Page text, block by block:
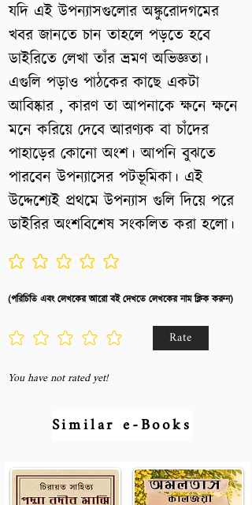
যদি এই উপন্যাসগুলোর অঙ্কুরোদগমের
খবর জানতে চান তাহলে পড়তে হবে
ডাইরিতে লেখা তাঁর ভ্রমণ অভিজ্ঞতা।
এগুলি পড়াও পাঠকের কাছে একটা
আবিষ্কার , কারণ তা আপনাকে ক্ষনে ক্ষনে
মনে করিয়ে দেবে আরণ্যক বা চাঁদের
পাহাড়ের কোনো অংশ। আপনি বুঝতে
পারবেন উপন্যাসের পটভূমিকা। এই
উদ্দেশ্যেই প্রথমে উপন্যাস গুলি দিয়ে পরে
ডাইরির অংশবিশেষ সংকলিত করা হলো।
No ratings yet
(পরিচিতি এবং লেখকের আরো বই দেখতে লেখকের নাম ক্লিক করুন)
Rate
You have not rated yet!
Similar e-Books